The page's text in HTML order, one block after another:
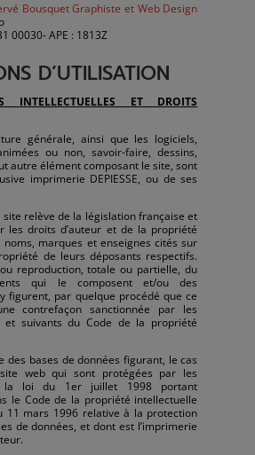
Bousquet Graphiste et Web Design
00030- APE : 1813Z
D’UTILISATION
INTELLECTUELLES ET DROITS
générale, ainsi que les logiciels,
ou non, savoir-faire, dessins,
autre élément composant le site, sont
imprimerie DEPIESSE, ou de ses
site relève de la législation française et
les droits d’auteur et de la propriété
noms, marques et enseignes cités sur
de leurs déposants respectifs.
reproduction, totale ou partielle, du
qui le composent et/ou des
figurent, par quelque procédé que ce
contrefaçon sanctionnée par les
et suivants du Code de la propriété
des bases de données figurant, le cas
web qui sont protégées par les
la loi du 1er juillet 1998 portant
le Code de la propriété intellectuelle
11 mars 1996 relative à la protection
de données, et dont est l’imprimerie